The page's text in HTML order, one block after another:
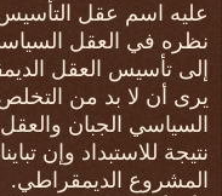
عليه اسم عقل
نظره في العقل
إلى تأسيس العقل
يرى أن لا بد من
السياسي الجبان
نتيجة للاستبداد وإن
المشروع الديمقراطي.